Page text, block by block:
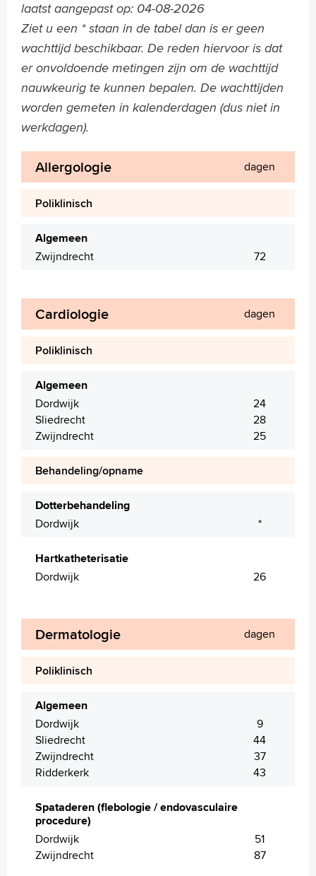
laatst aangepast op: 04-08-2026
Ziet u een * staan in de tabel dan is er geen
wachttijd beschikbaar. De reden hiervoor is dat
er onvoldoende metingen zijn om de wachttijd
nauwkeurig te kunnen bepalen. De wachttijden
worden gemeten in kalenderdagen (dus niet in
werkdagen).
Allergologie dagen
Poliklinisch
Algemeen
Zwijndrecht
72
Cardiologie dagen
Poliklinisch
Algemeen
Dordwijk
24
Sliedrecht
28
Zwijndrecht
25
Behandeling/opname
Dotterbehandeling
Dordwijk
*
Hartkatheterisatie
Dordwijk
26
Dermatologie dagen
Poliklinisch
Algemeen
Dordwijk
9
Sliedrecht
44
Zwijndrecht
37
Ridderkerk
43
Spataderen (flebologie / endovasculaire
procedure)
Dordwijk
51
Zwijndrecht
87